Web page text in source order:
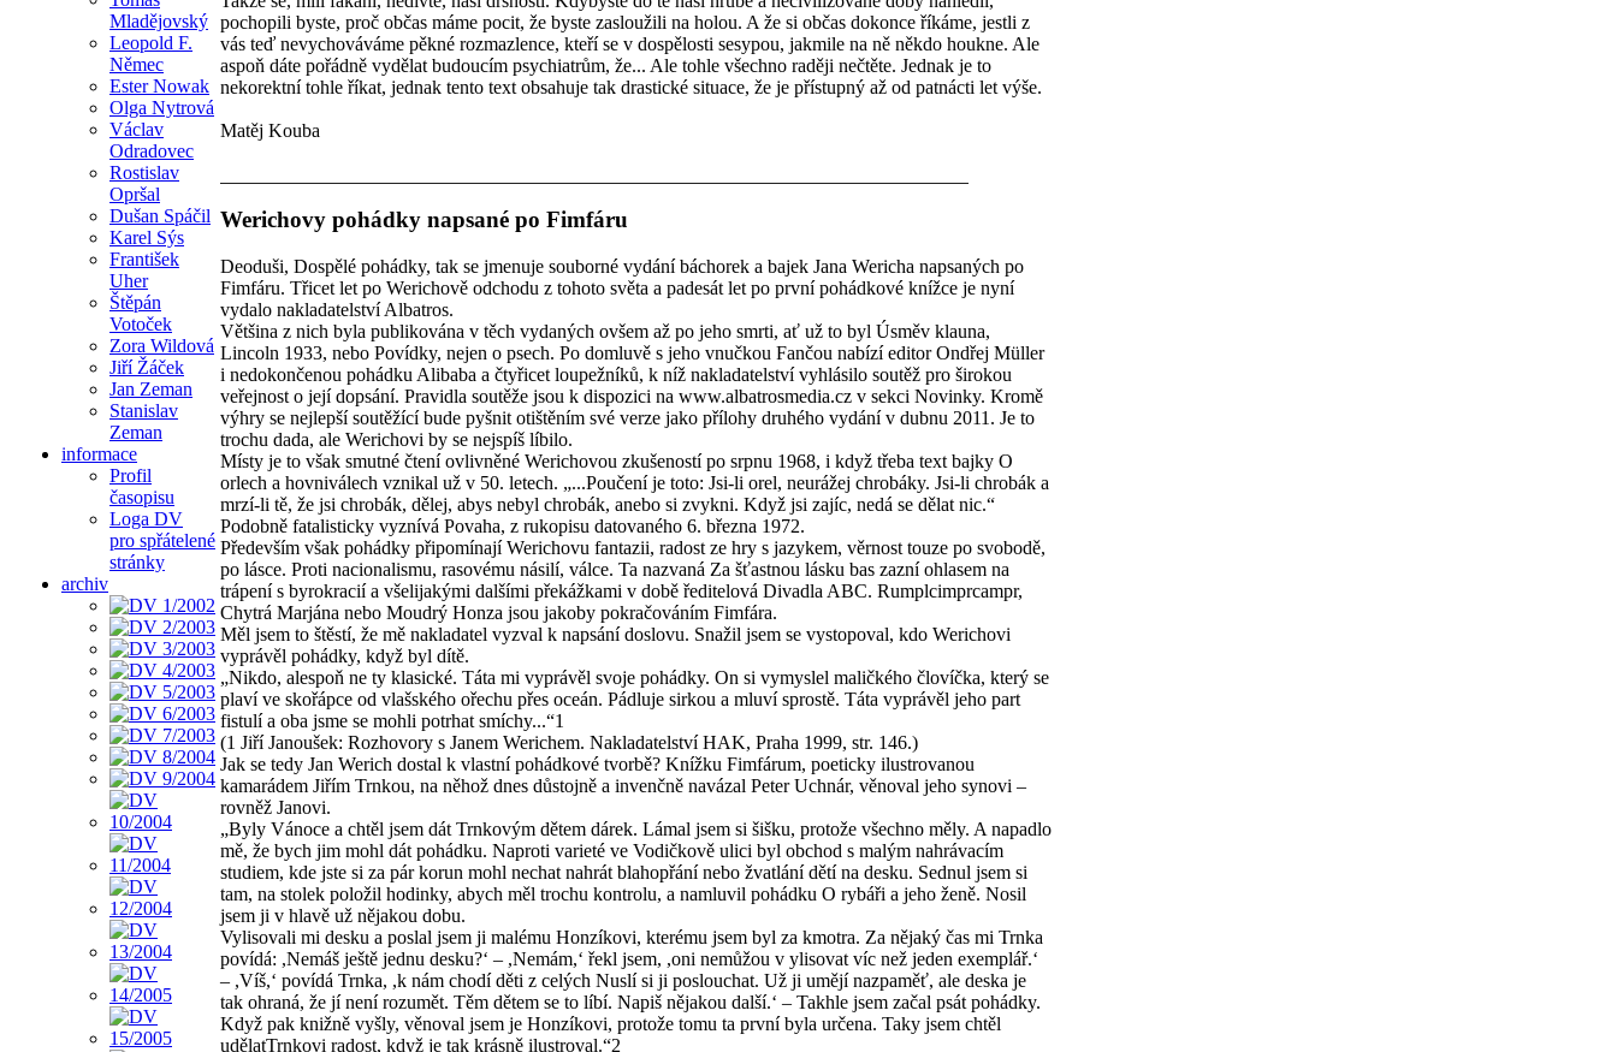
Mladějovský
Leopold F.
Němec
Ester Nowak
Olga Nytrová
Václav
Odradovec
Rostislav
Opršal
Dušan Spáčil
Karel Sýs
František
Uher
Štěpán
Votoček
Zora Wildová
Jiří Žáček
Jan Zeman
Stanislav
Zeman
informace
Profil
časopisu
Loga DV
pro spřátelené
stránky
archiv
pochopili byste, proč občas máme pocit, že byste zasloužili na holou. A že si občas dokonce říkáme, jestli z
vás teď nevychováváme pěkné rozmazlence, kteří se v dospělosti sesypou, jakmile na ně někdo houkne. Ale
aspoň dáte pořádně vydělat budoucím psychiatrům, že... Ale tohle všechno raději nečtěte. Jednak je to
nekorektní tohle říkat, jednak tento text obsahuje tak drastické situace, že je přístupný až od patnácti let výše.
Matěj Kouba
Werichovy pohádky napsané po Fimfáru
Deoduši, Dospělé pohádky, tak se jmenuje souborné vydání báchorek a bajek Jana Wericha napsaných po
Fimfáru. Třicet let po Werichově odchodu z tohoto světa a padesát let po první pohádkové knížce je nyní
vydalo nakladatelství Albatros.
Většina z nich byla publikována v těch vydaných ovšem až po jeho smrti, ať už to byl Úsměv klauna,
Lincoln 1933, nebo Povídky, nejen o psech. Po domluvě s jeho vnučkou Fančou nabízí editor Ondřej Müller
i nedokončenou pohádku Alibaba a čtyřicet loupežníků, k níž nakladatelství vyhlásilo soutěž pro širokou
veřejnost o její dopsání. Pravidla soutěže jsou k dispozici na www.albatrosmedia.cz v sekci Novinky. Kromě
výhry se nejlepší soutěžící bude pyšnit otištěním své verze jako přílohy druhého vydání v dubnu 2011. Je to
trochu dada, ale Werichovi by se nejspíš líbilo.
Místy je to však smutné čtení ovlivněné Werichovou zkušeností po srpnu 1968, i když třeba text bajky O
orlech a hovniválech vznikal už v 50. letech. „...Poučení je toto: Jsi-li orel, neurážej chrobáky. Jsi-li chrobák a
mrzí-li tě, že jsi chrobák, dělej, abys nebyl chrobák, anebo si zvykni. Když jsi zajíc, nedá se dělat nic.“
Podobně fatalisticky vyznívá Povaha, z rukopisu datovaného 6. března 1972.
Především však pohádky připomínají Werichovu fantazii, radost ze hry s jazykem, věrnost touze po svobodě,
po lásce. Proti nacionalismu, rasovému násilí, válce. Ta nazvaná Za šťastnou lásku bas zazní ohlasem na
trápení s byrokracií a všelijakými dalšími překážkami v době ředitelová Divadla ABC. Rumplcimprcampr,
Chytrá Marjána nebo Moudrý Honza jsou jakoby pokračováním Fimfára.
Měl jsem to štěstí, že mě nakladatel vyzval k napsání doslovu. Snažil jsem se vystopoval, kdo Werichovi
vyprávěl pohádky, když byl dítě.
„Nikdo, alespoň ne ty klasické. Táta mi vyprávěl svoje pohádky. On si vymyslel maličkého človíčka, který se
plaví ve skořápce od vlašského ořechu přes oceán. Pádluje sirkou a mluví sprostě. Táta vyprávěl jeho part
fistulí a oba jsme se mohli potrhat smíchy...“1
(1 Jiří Janoušek: Rozhovory s Janem Werichem. Nakladatelství HAK, Praha 1999, str. 146.)
Jak se tedy Jan Werich dostal k vlastní pohádkové tvorbě? Knížku Fimfárum, poeticky ilustrovanou
kamarádem Jiřím Trnkou, na něhož dnes důstojně a invenčně navázal Peter Uchnár, věnoval jeho synovi –
rovněž Janovi.
„Byly Vánoce a chtěl jsem dát Trnkovým dětem dárek. Lámal jsem si šišku, protože všechno měly. A napadlo
mě, že bych jim mohl dát pohádku. Naproti varieté ve Vodičkově ulici byl obchod s malým nahrávacím
studiem, kde jste si za pár korun mohl nechat nahrát blahopřání nebo žvatlání dětí na desku. Sednul jsem si
tam, na stolek položil hodinky, abych měl trochu kontrolu, a namluvil pohádku O rybáři a jeho ženě. Nosil
jsem ji v hlavě už nějakou dobu.
Vylisovali mi desku a poslal jsem ji malému Honzíkovi, kterému jsem byl za kmotra. Za nějaký čas mi Trnka
povídá: ,Nemáš ještě jednu desku?‘ – ,Nemám,‘ řekl jsem, ,oni nemůžou v ylisovat víc než jeden exemplář.‘
– ,Víš,‘ povídá Trnka, ,k nám chodí děti z celých Nuslí si ji poslouchat. Už ji umějí nazpaměť, ale deska je
tak ohraná, že jí není rozumět. Těm dětem se to líbí. Napiš nějakou další.‘ – Takhle jsem začal psát pohádky.
Když pak knižně vyšly, věnoval jsem je Honzíkovi, protože tomu ta první byla určena. Taky jsem chtěl
udělatTrnkovi radost, když je tak krásně ilustroval.“2